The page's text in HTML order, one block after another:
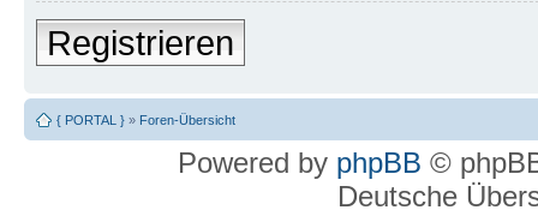
Registrieren
{ PORTAL } » Foren-Übersicht
Powered by phpBB ©
Deutsche